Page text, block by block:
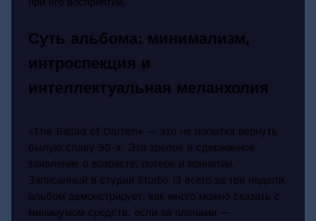
Суть альбома: минимализм,
интроспекция и
интеллектуальная меланхолия
«The Ballad of Darren» — это не попытка вернуть
былую славу 90-х. Это зрелое и сдержанное
заявление о возрасте, потере и принятии.
Записанный в студии Studio 13 всего за три недели,
альбом демонстрирует, как много можно сказать с
минимумом средств, если за плечами —